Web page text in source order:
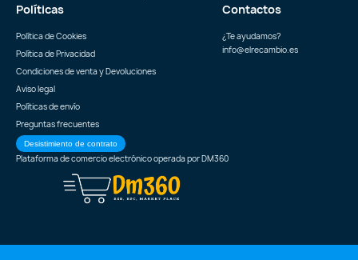
Políticas
Política de Cookies
Política de Privacidad
Condiciones de venta y Devoluciones
Aviso legal
Políticas de envío
Preguntas frecuentes
Desistimiento de contrato
Contactos
¿Te ayudamos?
info@elrecambio.es
Plataforma de comercio electrónico operada porDM360